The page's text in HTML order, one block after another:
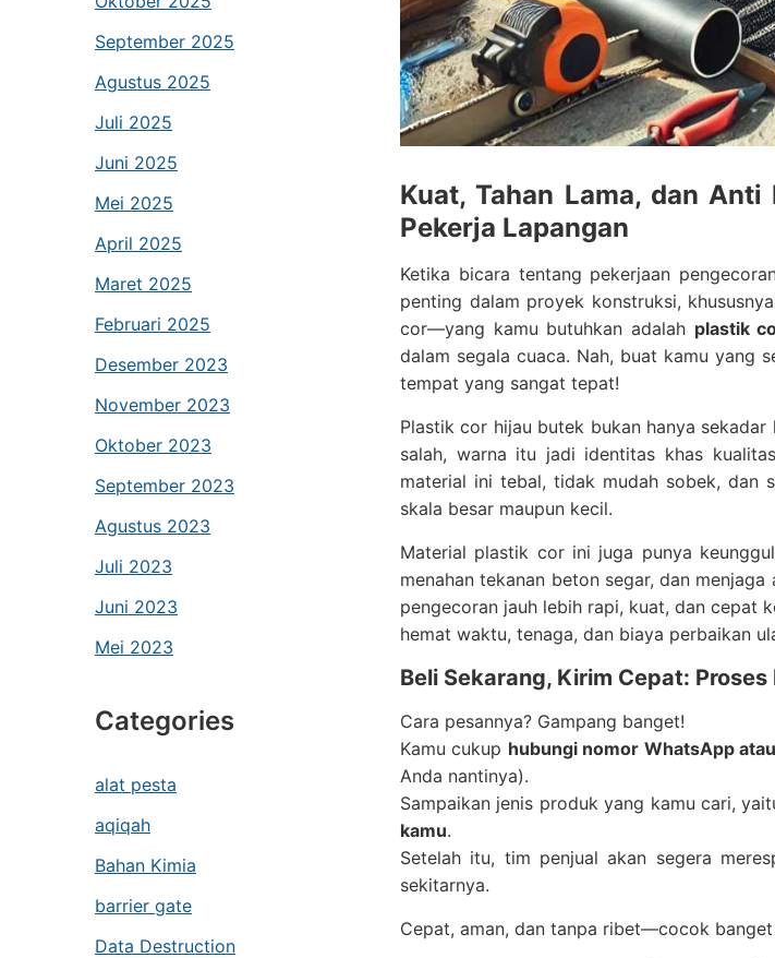
September 2025
Agustus 2025
Juli 2025
Juni 2025
Mei 2025
April 2025
Maret 2025
Februari 2025
Desember 2023
November 2023
Oktober 2023
September 2023
Agustus 2023
Juli 2023
Juni 2023
Mei 2023
Categories
alat pesta
aqiqah
Bahan Kimia
barrier gate
Data Destruction
Kuat, Tahan Lama, dan
Pekerja Lapangan
Ketika bicara tentang pekerjaan
penting dalam proyek konstruksi,
cor—yang kamu butuhkan adalah plastik
dalam segala cuaca. Nah, buat kamu yang
tempat yang sangat tepat!
Plastik cor hijau butek bukan hanya
salah, warna itu jadi identitas khas
material ini tebal, tidak mudah sobek, dan
skala besar maupun kecil.
Material plastik cor ini juga punya
menahan tekanan beton segar, dan
pengecoran jauh lebih rapi, kuat, dan cepat
hemat waktu, tenaga, dan biaya perbaikan
Beli Sekarang, Kirim Cepat:
Cara pesannya? Gampang banget!
Kamu cukup hubungi nomor WhatsApp
Anda nantinya).
Sampaikan jenis produk yang kamu cari,
kamu.
Setelah itu, tim penjual akan segera
sekitarnya.
Cepat, aman, dan tanpa ribet—cocok